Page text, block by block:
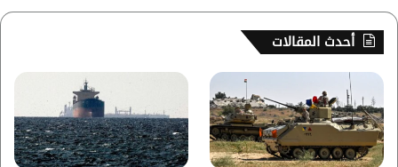
س
ب
و
ك
ر
ي
و
ب
ت
ق
ر
أحدث المقالات